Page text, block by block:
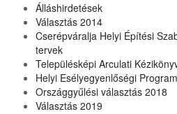
Álláshirdetések
Választás 2014
Cserépváralja Helyi Építési
tervek
Településképi Arculati
Helyi Esélyegyenlőségi Program
Országgyűlési választás 2018
Választás 2019